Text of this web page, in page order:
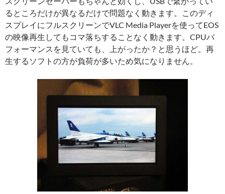
るところだけが異なるだけで問題なく動きます。このディ
スプレイにフルスクリーンでVLC Media Playerを使ってEOS
の映像再生してもコマ落ちすることなく動きます。CPUパ
フォーマンスを見ていても、上がったか？と思うほど。再
生するソフトの方が負荷が多いため気になりません。